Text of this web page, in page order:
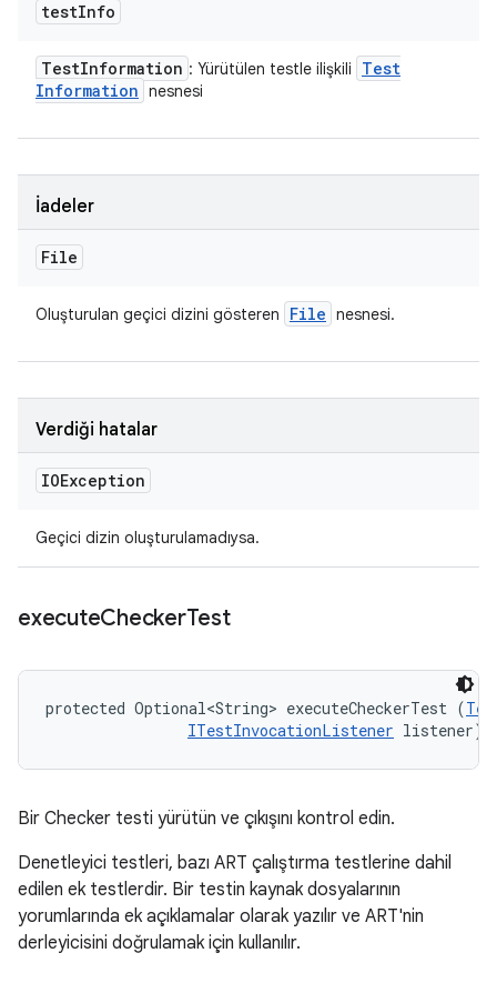
testInfo
TestInformation : Yürütülen testle ilişkili
Test
Information nesnesi
İadeler
File
Oluşturulan geçici dizini gösteren File nesnesi.
Verdiği hatalar
IOException
Geçici dizin oluşturulamadıysa.
executeCheckerTest
protected Optional<String> executeCheckerTest (
ITestInvocationListener listener)
Bir Checker testi yürütün ve çıkışını kontrol edin.
Denetleyici testleri, bazı ART çalıştırma testlerine dahil
edilen ek testlerdir. Bir testin kaynak dosyalarının
yorumlarında ek açıklamalar olarak yazılır ve ART'nin
derleyicisini doğrulamak için kullanılır.